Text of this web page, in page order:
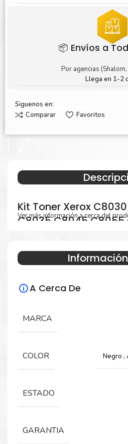
📦 Envíos a
Por agencias
Llega en 1-2
Siguenos en:
Comparar
Favoritos
Kit Toner Xerox
C8035 C8045 C8055
Especificaciones
Para impresoras:
C8030, C8035, C8045,
Ver más información a cerca del
A Cerca De
MARCA
COLOR Negro ,
ESTADO
GARANTIA